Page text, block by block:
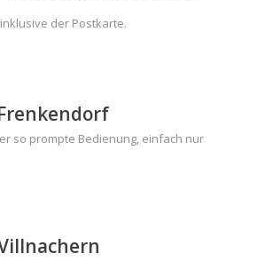
der Postkarte.
so prompte Bedienung, einfach nur